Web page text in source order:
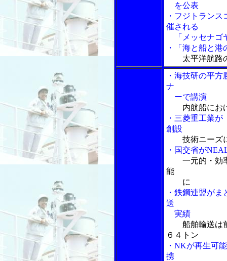
を公表
・フジトラン
催される
「メッセナゴ
・「海と船と港
太平洋航
・海技研の平
ナ
ーで講演
内航船にお
・三菱重工業
創設
技術ニーズ
・国交省が
一元的・効
能
に
・鉄鋼連盟が
送
実績
船舶輸送は
６４トン
・NKが再生可
携